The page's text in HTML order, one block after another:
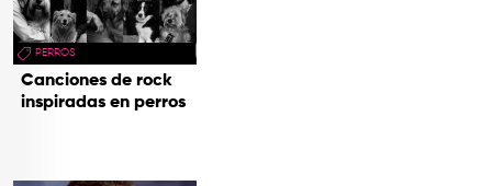
PERROS
Canciones de rock
inspiradas en perros